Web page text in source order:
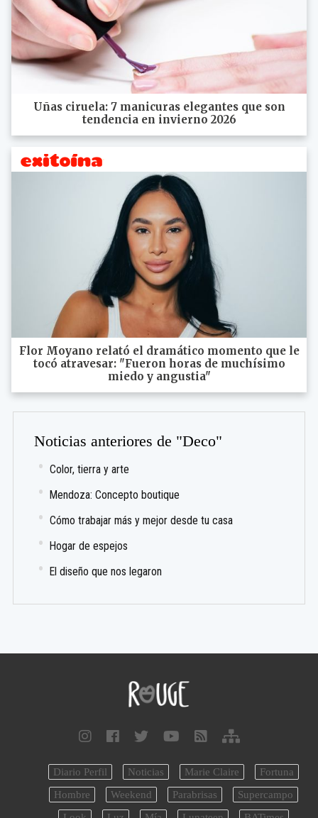
Uñas ciruela: 7 manicuras elegantes que son
tendencia en invierno 2026
Flor Moyano relató el dramático momento que le
tocó atravesar: "Fueron horas de muchísimo
miedo y angustia"
Noticias anteriores de "Deco"
Color, tierra y arte
Mendoza: Concepto boutique
Cómo trabajar más y mejor desde tu casa
Hogar de espejos
El diseño que nos legaron
Diario Perfil Noticias Marie Claire
Fortuna
Hombre
Weekend Parabrisas
Supercampo